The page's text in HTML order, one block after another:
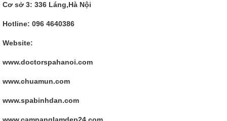
Cơ sở 3: 336 Láng,Hà Nội
Hotline: 096 4640386
Website:
www.doctorspahanoi.com
www.chuamun.com
www.spabinhdan.com